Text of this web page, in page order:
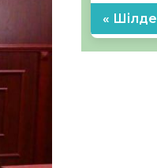
« Шілде